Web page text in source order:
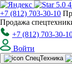
5.0
+7 (812) 703-30-10
Продажа
+7 (812) 703-30-
Войти
СпецТехника